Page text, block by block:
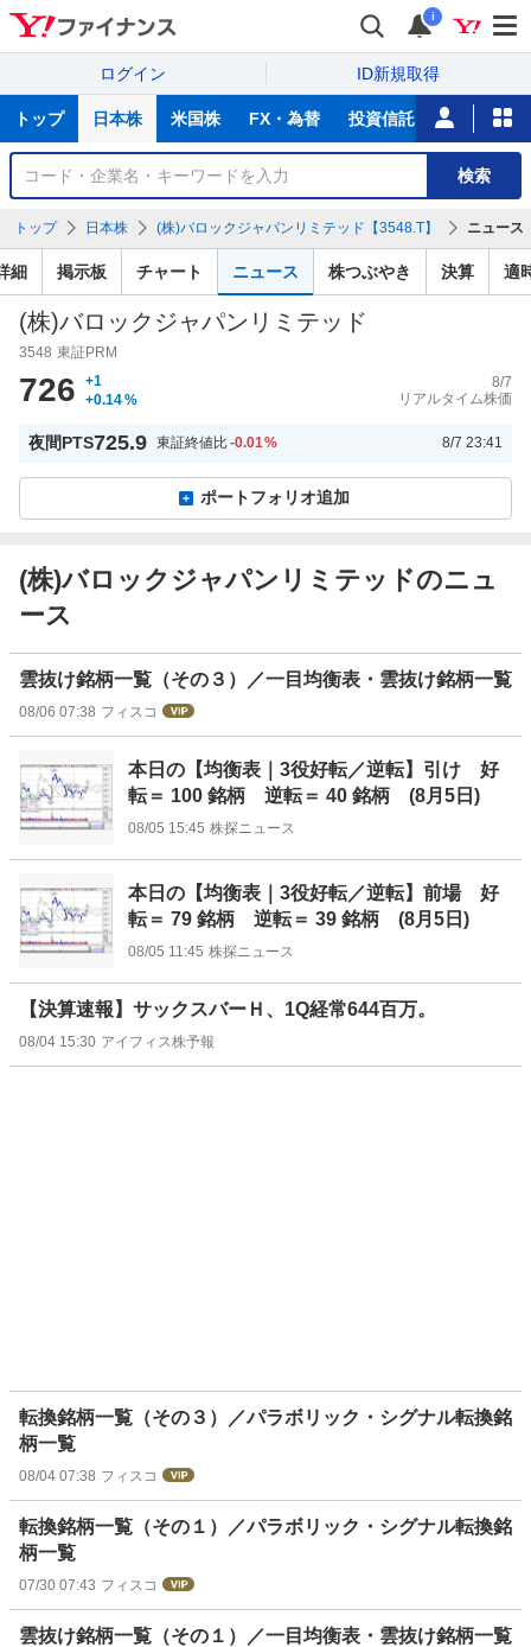
i
ログイン ID新規取得
サ
トップ 日本株 米国株 FX・為替 投資信託 ニュース
銘
検
索
検索
トップ 日本株 (株)バロックジャパンリミテッド【3548.T】 ニュース
細 掲示板 チャート ニュース 株つぶやき 決算 適
(株)バロックジャパンリミテッド
3548 東証PRM
726
+1
+0.14%
8/7
リアルタイム株価
夜間PTS725.9 東証終値比-0.01% 8/7 23:41
ポートフォリオ追加
(株)バロックジャパンリミテッドのニュ
ース
ス
雲抜け銘柄一覧（その３）／一目均衡表・雲抜け銘柄一覧
08/06 07:38 フィスコ
本日の【均衡表｜3役好転／逆転】引け 好
転＝ 100 銘柄 逆転＝ 40 銘柄 (8月5日)
08/05 15:45 株探ニュース
本日の【均衡表｜3役好転／逆転】前場 好
転＝ 79 銘柄 逆転＝ 39 銘柄 (8月5日)
08/05 11:45 株探ニュース
【決算速報】サックスバーＨ、1Q経常644百万。
08/04 15:30 アイフィス株予報
転換銘柄一覧（その３）／パラボリック・シグナル転換銘
柄一覧
08/04 07:38 フィスコ
転換銘柄一覧（その１）／パラボリック・シグナル転換銘
柄一覧
07/30 07:43 フィスコ
雲抜け銘柄一覧（その１）／一目均衡表・雲抜け銘柄一覧